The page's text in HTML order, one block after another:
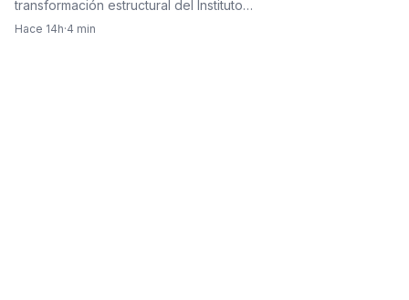
transformación estructural del Instituto…
Hace 14h·4 min